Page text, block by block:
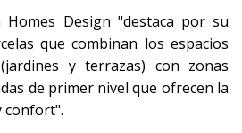
Homes Design "destaca por su
que combinan los espacios
y terrazas) con zonas
de primer nivel que ofrecen la
confort".